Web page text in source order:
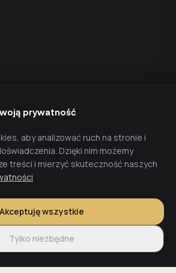
Skontaktuj się z nami - przygotujemy
sp. z o.o. Wszelkie prawa zastrzeżone.
prywatność
aby analizować ruch na stronie i
Dzięki nim możemy
treści i mierzyć skuteczność naszych
Akceptuję wszystkie
Tylko niezbędne